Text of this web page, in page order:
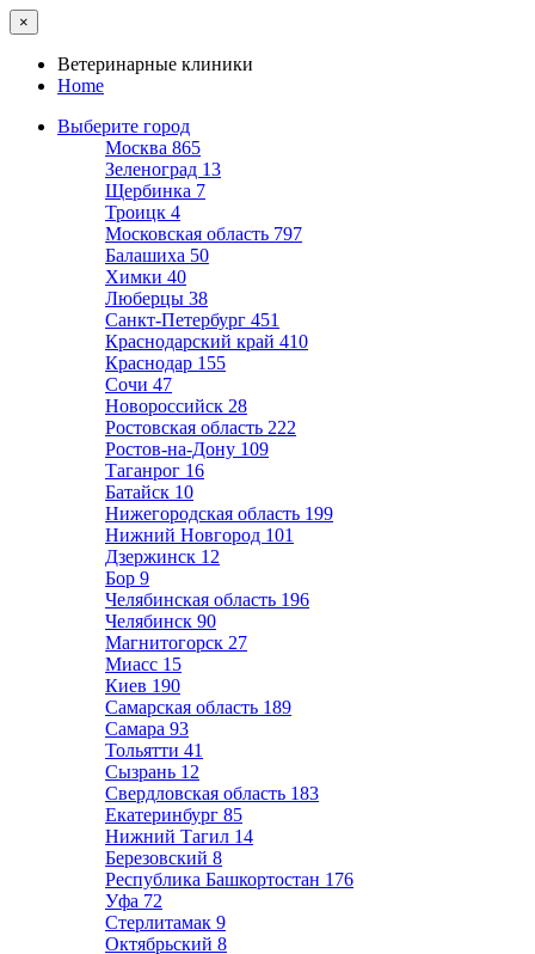
×
Ветеринарные клиники
Home
Выберите город
Москва 865
Зеленоград 13
Щербинка 7
Троицк 4
Московская область 797
Балашиха 50
Химки 40
Люберцы 38
Санкт-Петербург 451
Краснодарский край 410
Краснодар 155
Сочи 47
Новороссийск 28
Ростовская область 222
Ростов-на-Дону 109
Таганрог 16
Батайск 10
Нижегородская область 199
Нижний Новгород 101
Дзержинск 12
Бор 9
Челябинская область 196
Челябинск 90
Магнитогорск 27
Миасс 15
Киев 190
Самарская область 189
Самара 93
Тольятти 41
Сызрань 12
Свердловская область 183
Екатеринбург 85
Нижний Тагил 14
Березовский 8
Республика Башкортостан 176
Уфа 72
Стерлитамак 9
Октябрьский 8